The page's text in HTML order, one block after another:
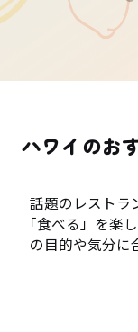
ハワイのお
話題のレストラ
「食べる」を楽
の目的や気分に